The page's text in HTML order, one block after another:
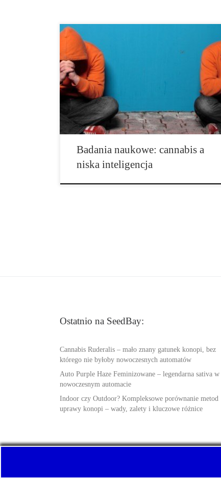
W badaniach przeprowadzonych na rodzeństwie
bliźniaczym (Meier, M., Caspi, A., Danes, A., Fisher,
H. L., Houts, R., Arsenault, L. & […]
Badania naukowe: cannabis a
niska inteligencja
Ostatnio na SeedBay:
Cannabis Ruderalis – mało znany gatunek konopi, bez
którego nie byłoby nowoczesnych automatów
Auto Purple Haze Feminizowane – legendarna sativa w
nowoczesnym automacie
Indoor czy Outdoor? Kompleksowe porównanie metod
uprawy konopi – wady, zalety i kluczowe różnice